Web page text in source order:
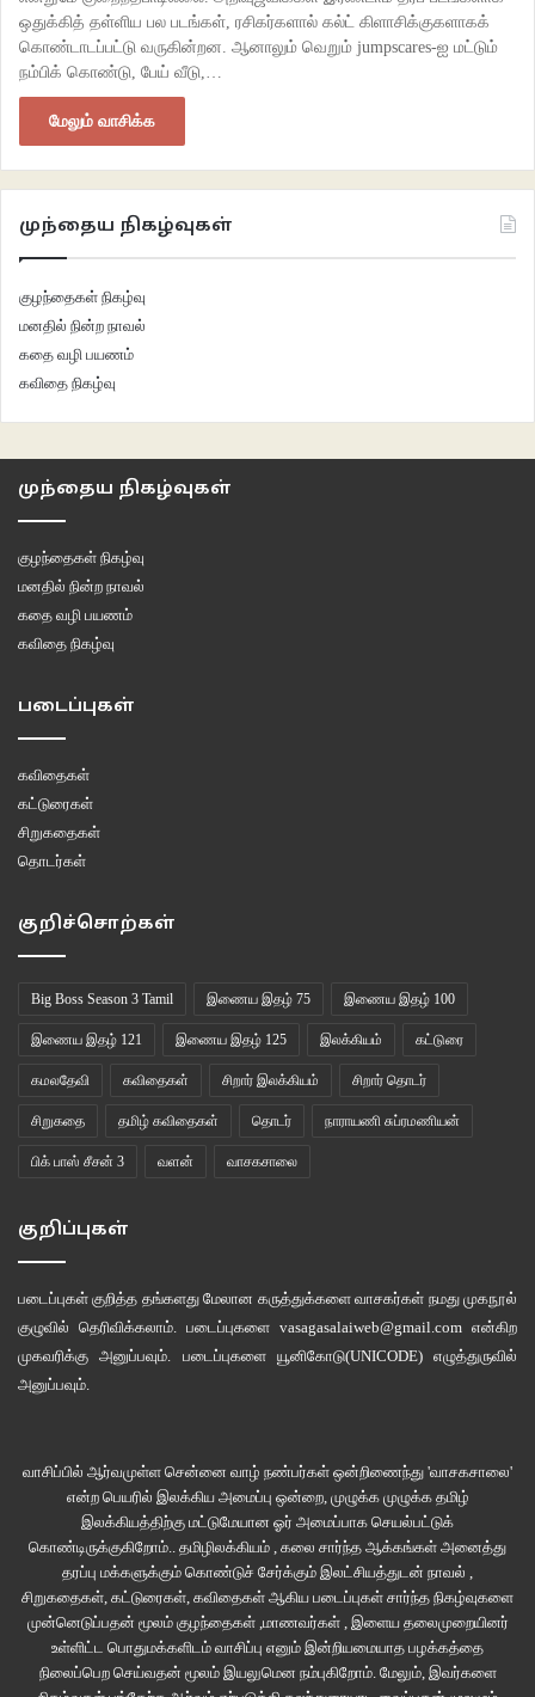
ஒதுக்கித் தள்ளிய பல படங்கள், ரசிகர்களால் கல்ட் கிளாசிக்குகளாகக்
கொண்டாடப்பட்டு வருகின்றன. ஆனாலும் வெறும் jumpscares-ஐ மட்டும்
நம்பிக் கொண்டு, பேய் வீடு,…
மேலும் வாசிக்க
முந்தைய நிகழ்வுகள்
குழந்தைகள் நிகழ்வு
மனதில் நின்ற நாவல்
கதை வழி பயணம்
கவிதை நிகழ்வு
முந்தைய நிகழ்வுகள்
குழந்தைகள் நிகழ்வு
மனதில் நின்ற நாவல்
கதை வழி பயணம்
கவிதை நிகழ்வு
படைப்புகள்
கவிதைகள்
கட்டுரைகள்
சிறுகதைகள்
தொடர்கள்
குறிச்சொற்கள்
Big Boss Season 3 Tamil இணைய இதழ் 75 இணைய இதழ் 100
இணைய இதழ் 121 இணைய இதழ் 125 இலக்கியம் கட்டுரை
கமலதேவி கவிதைகள் சிறார் இலக்கியம் சிறார் தொடர்
சிறுகதை தமிழ் கவிதைகள் தொடர் நாராயணி சுப்ரமணியன்
பிக் பாஸ் சீசன் 3 வளன் வாசகசாலை
குறிப்புகள்
படைப்புகள் குறித்த தங்களது மேலான கருத்துக்களை வாசகர்கள் நமது முகநூல்
குழுவில் தெரிவிக்கலாம். படைப்புகளை vasagasalaiweb@gmail.com என்கிற
முகவரிக்கு அனுப்பவும். படைப்புகளை யூனிகோடு(UNICODE)எழுத்துருவில்
அனுப்பவும்.
வாசிப்பில் ஆர்வமுள்ள சென்னை வாழ் நண்பர்கள் ஒன்றிணைந்து 'வாசகசாலை'
என்ற பெயரில் இலக்கிய அமைப்பு ஒன்றை, முழுக்க முழுக்க தமிழ்
இலக்கியத்திற்கு மட்டுமேயான ஓர் அமைப்பாக செயல்பட்டுக்
கொண்டிருக்குகிறோம்.. தமிழிலக்கியம் , கலை சார்ந்த ஆக்கங்கள் அனைத்து
தரப்பு மக்களுக்கும் கொண்டுச் சேர்க்கும் இலட்சியத்துடன் நாவல் ,
சிறுகதைகள், கட்டுரைகள், கவிதைகள் ஆகிய படைப்புகள் சார்ந்த நிகழ்வுகளை
முன்னெடுப்பதன் மூலம் குழந்தைகள் ,மாணவர்கள் , இளைய தலைமுறையினர்
உள்ளிட்ட பொதுமக்களிடம் வாசிப்பு எனும் இன்றியமையாத பழக்கத்தை
நிலைப்பெற செய்வதன் மூலம் இயலுமென நம்புகிறோம். மேலும், இவர்களை